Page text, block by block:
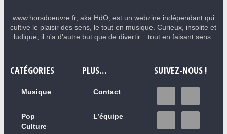
www.horsdoeuvre.fr, aka HdO, est un webzine indépendant qui
cultive le plaisir des sens, le tout en musique. Curieux, insolite et
ludique, il n'a d'autre but que de divertir... tout en faisant sens.
CATÉGORIES
Musique
Pop
Culture
PLUS…
Contact
L’équipe
SUIVEZ-NOUS !